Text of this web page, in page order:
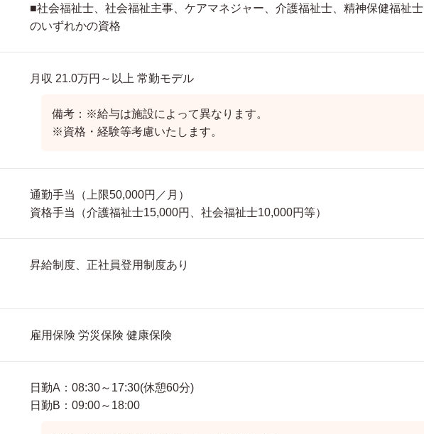
■社会福祉士、社会福祉主事、ケアマネジャー、介護福祉士、精神保健福祉士
のいずれかの資格
月収 21.0万円～以上 常勤モデル
備考：※給与は施設によって異なります。
※資格・経験等考慮いたします。
通勤手当（上限50,000円／月）
資格手当（介護福祉士15,000円、社会福祉士10,000円等）
昇給制度、正社員登用制度あり
雇用保険 労災保険 健康保険
日勤A：08:30～17:30(休憩60分)
日勤B：09:00～18:00